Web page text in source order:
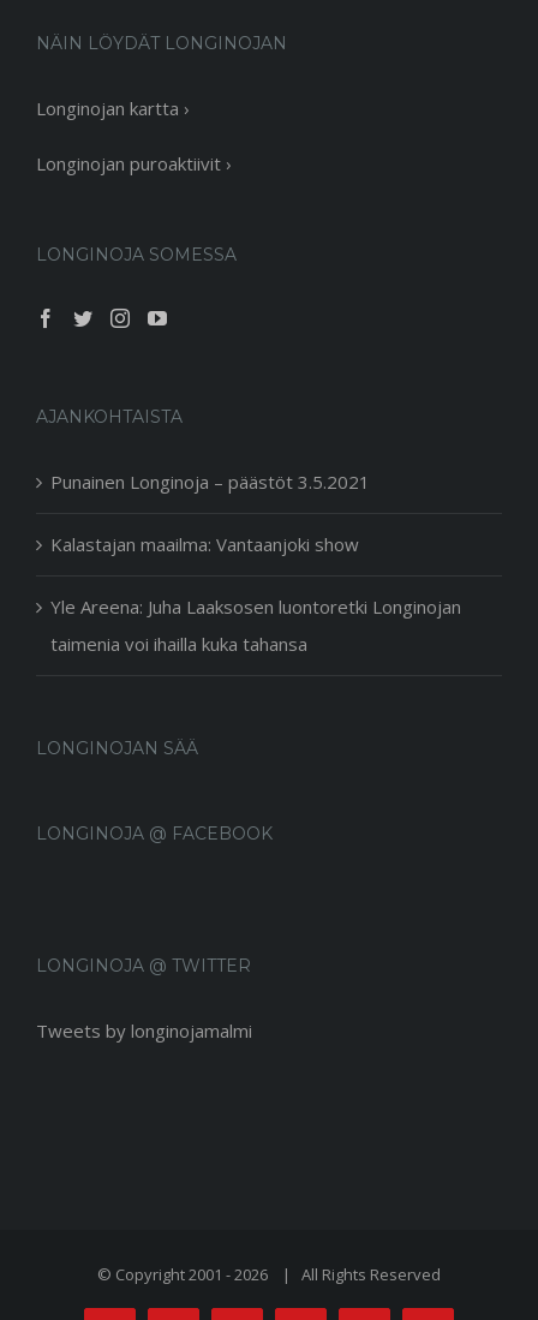
NÄIN LÖYDÄT LONGINOJAN
Longinojan kartta ›
Longinojan puroaktiivit ›
LONGINOJA SOMESSA
AJANKOHTAISTA
Punainen Longinoja – päästöt 3.5.2021
Kalastajan maailma: Vantaanjoki show
Yle Areena: Juha Laaksosen luontoretki Longinojan
taimenia voi ihailla kuka tahansa
LONGINOJAN SÄÄ
LONGINOJA @ FACEBOOK
LONGINOJA @ TWITTER
Tweets by longinojamalmi
© Copyright 2001 -2026 | All Rights Reserved